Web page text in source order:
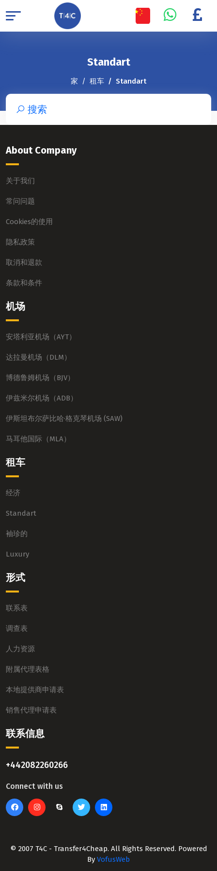
Standart
家 租车 Standart
搜索
About Company
关于我们
常问问题
Cookies的使用
隐私政策
取消和退款
条款和条件
机场
安塔利亚机场（AYT）
达拉曼机场（DLM）
博德鲁姆机场（BJV）
伊兹米尔机场（ADB）
伊斯坦布尔萨比哈·格克琴机场 (SAW)
马耳他国际（MLA）
租车
经济
Standart
袖珍的
Luxury
形式
联系表
调查表
人力资源
附属代理表格
本地提供商申请表
销售代理申请表
联系信息
+442082260266
Connect with us
© 2007 T4C - Transfer4Cheap. All Rights Reserved. Powered
By VofusWeb